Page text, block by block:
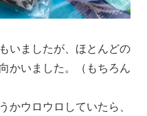
いましたが、ほとんどの
かいました。（もちろん
ウロウロしていたら、